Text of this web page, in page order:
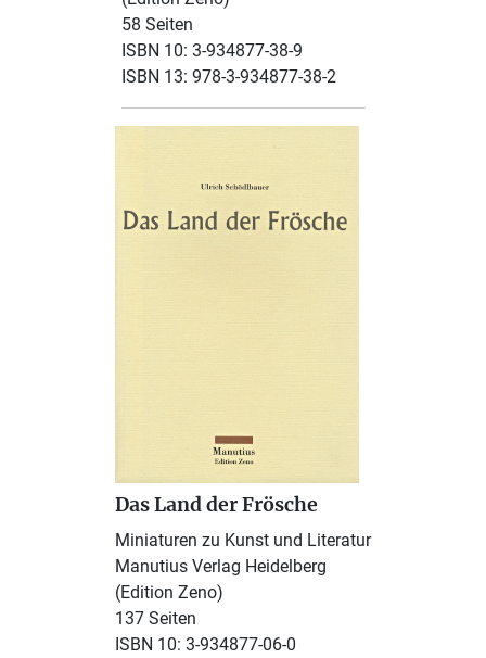
58 Seiten
ISBN 10: 3-934877-38-9
ISBN 13: 978-3-934877-38-2
Das Land der Frösche
Miniaturen zu Kunst und Literatur
Manutius Verlag Heidelberg
(Edition Zeno)
137 Seiten
ISBN 10: 3-934877-06-0